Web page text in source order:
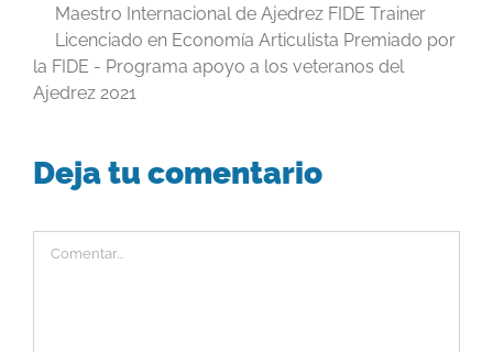
Maestro Internacional de Ajedrez FIDE Trainer
Licenciado en Economía Articulista Premiado por
la FIDE - Programa apoyo a los veteranos del
Ajedrez 2021
Deja tu comentario